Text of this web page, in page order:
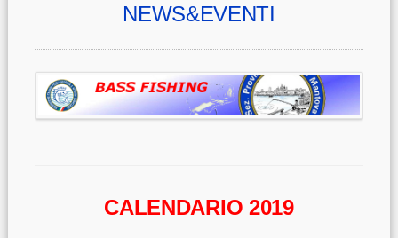
NEWS&EVENTI
CALENDARIO 2019